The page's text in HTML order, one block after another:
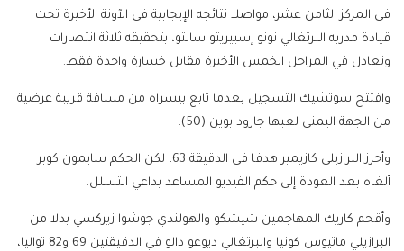
في المركز الثامن عشر، مواصلا نتائجه الإيجابية في الآونة الأخيرة تحت
قيادة مدربه البرتغالي نونو إسبيريتو سانتو، بتحقيقه ثلاثة انتصارات
وتعادل في المراحل الخمس الأخيرة مقابل خسارة واحدة فقط.
وافتتح سوتشيك التسجيل بعدما تابع بيسراه من مسافة قريبة عرضية
من الجهة اليمنى لعبها جارود بوين (50).
وأحرز البرازيلي كازيمير هدفا في الدقيقة 63، لكن الحكم سايمون كوبر
ألغاه بعد العودة إلى حكم الفيديو المساعد بداعي التسلل.
وأقحم كاريك المهاجمين شيشكو والهولندي جوشوا زيركسي بدلا من
البرازيلي ماتيوس كونيا والبرتغالي ديوغو دالو في الدقيقتين 69 و82 تواليا،